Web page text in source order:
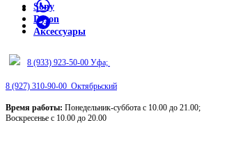
Sony
Dyson
Аксессуары
8 (933) 923-50-00 Уфа;
8 (927) 310-90-00 Октябрьский
Время работы: Понедельник-суббота с 10.00 до 21.00;
Воскресенье с 10.00 до 20.00